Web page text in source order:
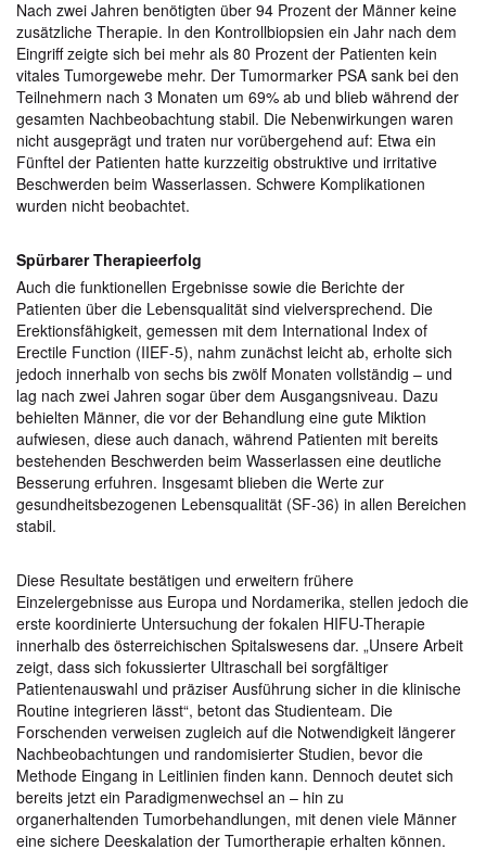
Nach zwei Jahren benötigten über 94 Prozent der Männer keine
zusätzliche Therapie. In den Kontrollbiopsien ein Jahr nach dem
Eingriff zeigte sich bei mehr als 80 Prozent der Patienten kein
vitales Tumorgewebe mehr. Der Tumormarker PSA sank bei den
Teilnehmern nach 3 Monaten um 69% ab und blieb während der
gesamten Nachbeobachtung stabil. Die Nebenwirkungen waren
nicht ausgeprägt und traten nur vorübergehend auf: Etwa ein
Fünftel der Patienten hatte kurzzeitig obstruktive und irritative
Beschwerden beim Wasserlassen. Schwere Komplikationen
wurden nicht beobachtet.
Spürbarer Therapieerfolg
Auch die funktionellen Ergebnisse sowie die Berichte der
Patienten über die Lebensqualität sind vielversprechend. Die
Erektionsfähigkeit, gemessen mit dem International Index of
Erectile Function (IIEF-5), nahm zunächst leicht ab, erholte sich
jedoch innerhalb von sechs bis zwölf Monaten vollständig – und
lag nach zwei Jahren sogar über dem Ausgangsniveau. Dazu
behielten Männer, die vor der Behandlung eine gute Miktion
aufwiesen, diese auch danach, während Patienten mit bereits
bestehenden Beschwerden beim Wasserlassen eine deutliche
Besserung erfuhren. Insgesamt blieben die Werte zur
gesundheitsbezogenen Lebensqualität (SF-36) in allen Bereichen
stabil.
Diese Resultate bestätigen und erweitern frühere
Einzelergebnisse aus Europa und Nordamerika, stellen jedoch die
erste koordinierte Untersuchung der fokalen HIFU-Therapie
innerhalb des österreichischen Spitalswesens dar. „Unsere Arbeit
zeigt, dass sich fokussierter Ultraschall bei sorgfältiger
Patientenauswahl und präziser Ausführung sicher in die klinische
Routine integrieren lässt“, betont das Studienteam. Die
Forschenden verweisen zugleich auf die Notwendigkeit längerer
Nachbeobachtungen und randomisierter Studien, bevor die
Methode Eingang in Leitlinien finden kann. Dennoch deutet sich
bereits jetzt ein Paradigmenwechsel an – hin zu
organerhaltenden Tumorbehandlungen, mit denen viele Männer
eine sichere Deeskalation der Tumortherapie erhalten können.